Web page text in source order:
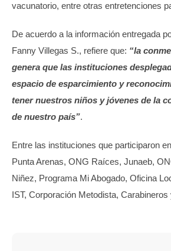
vacunatorio, entre otras entretenciones
De acuerdo a la información entregada
Fanny Villegas S., refiere que: “la
genera que las instituciones
espacio de esparcimiento y
tener nuestros niños y jóvenes de la
de nuestro país”.
Entre las instituciones que participaron
Punta Arenas, ONG Raíces, Junaeb,
Niñez, Programa Mi Abogado, Oficina
IST, Corporación Metodista,